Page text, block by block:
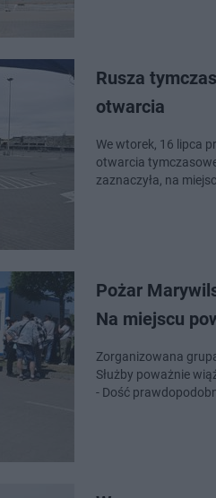
Rusza
otwarcia
We wtorek, 16 lipca
otwarcia
zaznaczyła, na
Pożar
Na miejscu
Zorganizowana
Służby poważnie
- Dość